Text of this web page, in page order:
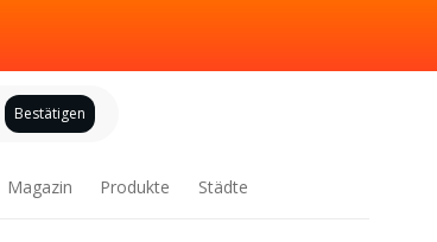
Bestätigen
Magazin Produkte Städte